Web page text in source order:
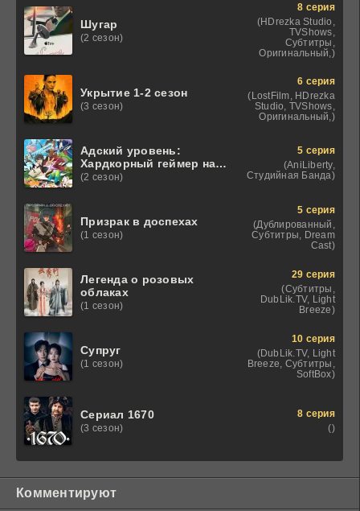
Шугар
(2 сезон)
8 серия
(HDrezka Studio,
TVShows,
Субтитры,
Оригинальный,)
Укрытие 1-2 сезон
(3 сезон)
6 серия
(LostFilm, HDrezka
Studio, TVShows,
Оригинальный,)
Адский уровень:
Хардкорный геймер на
самой высокой
(2 сезон)
5 серия
(AniLiberty,
Студийная Банда)
Призрак в доспехах
(1 сезон)
5 серия
(Дублированный,
Субтитры, Dream
Cast)
Легенда о розовых
облаках
(1 сезон)
29 серия
(Субтитры,
DubLik.TV, Light
Breeze)
Супруг
(1 сезон)
10 серия
(DubLik.TV, Light
Breeze, Субтитры,
SoftBox)
Сериал 1670
(3 сезон)
8 серия
()
Комментируют